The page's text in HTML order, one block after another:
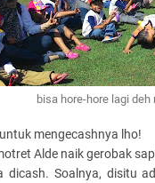
bisa hore-hore lagi
mengecashnya lho!
Alde naik gerobak
dicash. Soalnya, disitu